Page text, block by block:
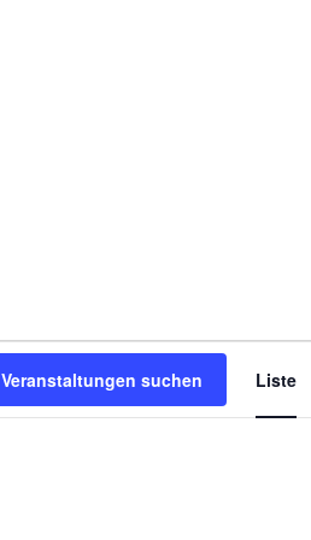
Veranstaltungen suchen Liste